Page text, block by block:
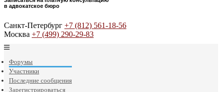
в адвокатское бюро
Санкт-Петербург +7 (812) 561-18-56
Москва +7 (499) 290-29-83
Форумы
Участники
Последние сообщения
Зарегистрироваться